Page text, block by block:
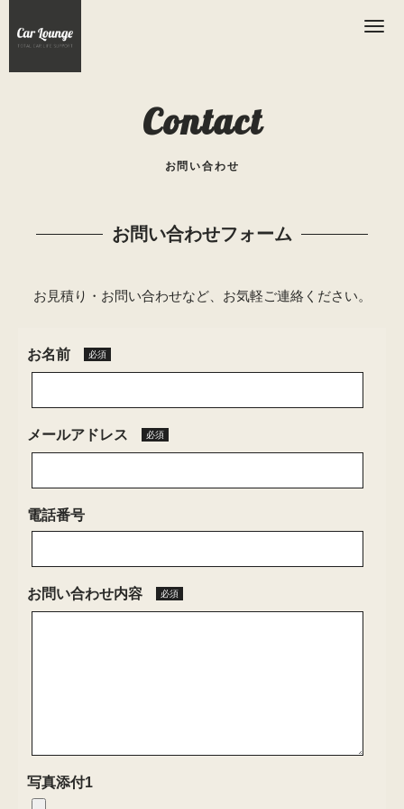
Contact
お問い合わせ
お問い合わせフォーム
お見積り・お問い合わせなど、お気軽ご連絡ください。
お名前 必須
メールアドレス 必須
電話番号
お問い合わせ内容 必須
写真添付1